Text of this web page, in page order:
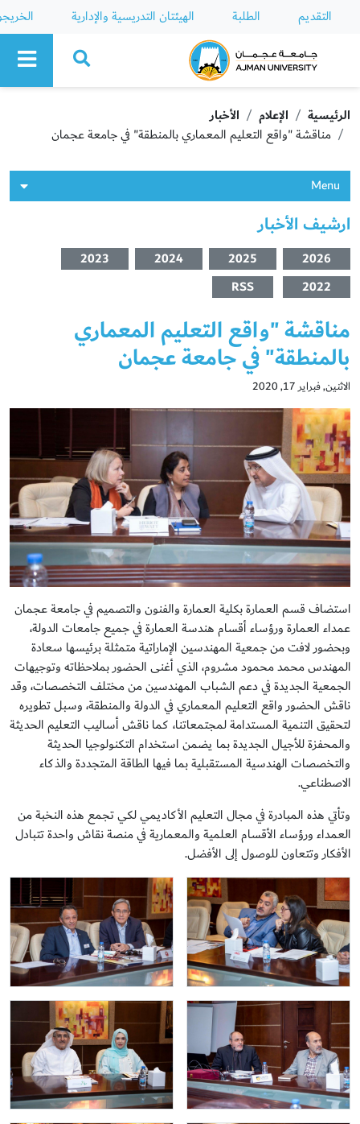
التقديم الطلبة الهيئتان التدريسية والإدارية
Ajman University
الرئيسية الإعلام
الأخبار
مناقشة "واقع التعليم المعماري بالمنطقة" في جامعة عجمان
Menu
ارشيف الأخبار
2026
2025
2024
2023
2022
RSS
مناقشة "واقع التعليم المعماري
بالمنطقة" في جامعة عجمان
الاثنين, فبراير 17, 2020
استضاف قسم العمارة بكلية العمارة والفنون والتصميم في جامعة عجمان
عمداء العمارة ورؤساء أقسام هندسة العمارة في جميع جامعات الدولة،
وبحضور لافت من جمعية المهندسين الإماراتية متمثلة برئيسها سعادة
المهندس محمد محمود مشروم، الذي أغنى الحضور بملاحظاته وتوجيهات
الجمعية الجديدة في دعم الشباب المهندسين من مختلف التخصصات، وقد
ناقش الحضور واقع التعليم المعماري في الدولة والمنطقة، وسبل تطويره
لتحقيق التنمية المستدامة لمجتمعاتنا، كما ناقش أساليب التعليم الحديثة
والمحفزة للأجيال الجديدة بما يضمن استخدام التكنولوجيا الحديثة
والتخصصات الهندسية المستقبلية بما فيها الطاقة المتجددة والذكاء
الاصطناعي.
وتأتي هذه المبادرة في مجال التعليم الأكاديمي لكي تجمع هذه النخبة من
العمداء ورؤساء الأقسام العلمية والمعمارية في منصة نقاش واحدة تتبادل
الأفكار وتتعاون للوصول إلى الأفضل.